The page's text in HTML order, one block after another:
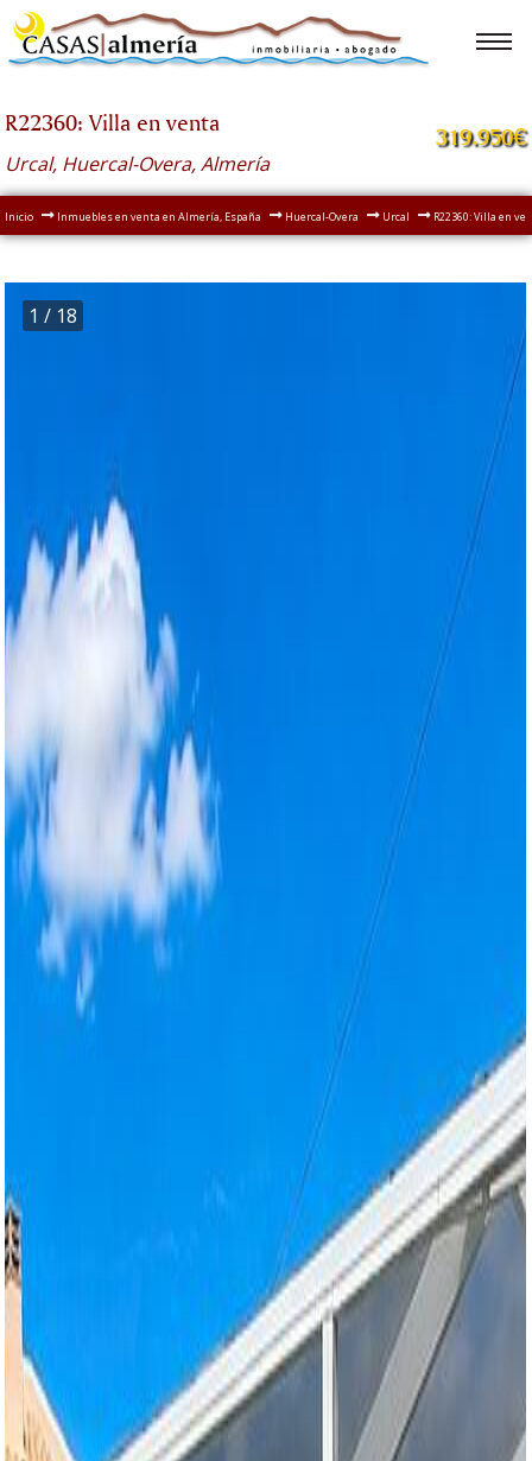
R22360: Villa en venta
Urcal, Huercal-Overa, Almería
319.950€
Inicio Inmuebles en venta en Almería, España Huercal-Overa Urcal R22360: Villa en
1 / 18